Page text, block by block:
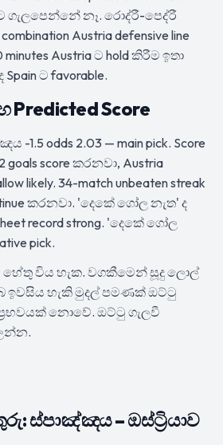
ගැලපෙන්නේ නෑ. රොද්රී-පෙද්රී
Austria defensive line
Austria ට hold කිරීම ඉතා
Spain ට favorable.
Predicted Score
1.5 odds 2.03 — main pick. Score
goals score කරනවා, Austria
likely. 34-match unbeaten streak
කරනවා. 'දෙකේ ගෝල නැත' ද
record strong. 'දෙකේ ගෝල
pick.
හේතු විය හැක. වගකීමෙන් සූදු ලොල්
ඉවසිය හැකි මුදල් පමණක් ඔට්ටු
නොවේ. ඔට්ටු ගැලවී
ස්පාඤ්ඤය – ඔස්ට්‍රියාව